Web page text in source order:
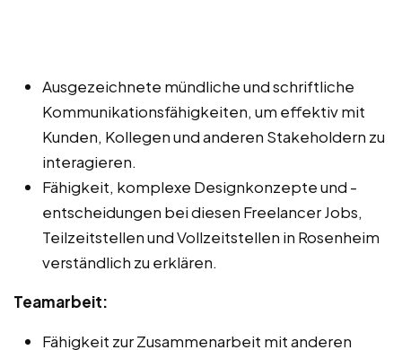
Ausgezeichnete mündliche und schriftliche
Kommunikationsfähigkeiten, um effektiv mit
Kunden, Kollegen und anderen Stakeholdern zu
interagieren.
Fähigkeit, komplexe Designkonzepte und -
entscheidungen bei diesen Freelancer Jobs,
Teilzeitstellen und Vollzeitstellen in Rosenheim
verständlich zu erklären.
Teamarbeit:
Fähigkeit zur Zusammenarbeit mit anderen